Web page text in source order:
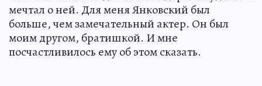
мечтал о ней. Для меня Янковский был
больше, чем замечательный актер. Он был
моим другом, братишкой. И мне
посчастливилось ему об этом сказать.